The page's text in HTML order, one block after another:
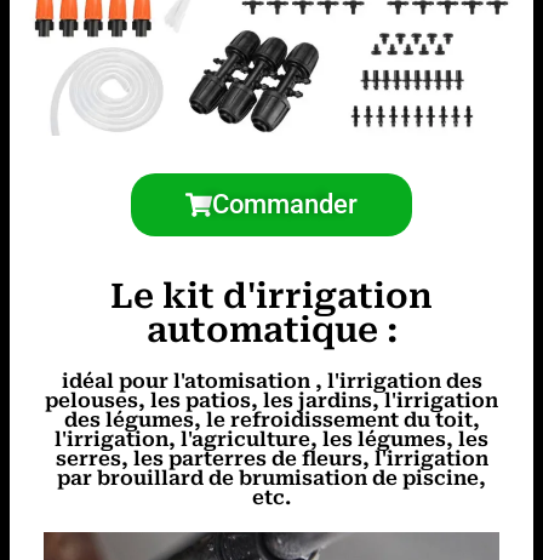
Commander
Le kit d'irrigation
automatique :
idéal pour l'atomisation , l'irrigation des
pelouses, les patios, les jardins, l'irrigation
des légumes, le refroidissement du toit,
l'irrigation, l'agriculture, les légumes, les
serres, les parterres de fleurs, l'irrigation
par brouillard de brumisation de piscine,
etc.